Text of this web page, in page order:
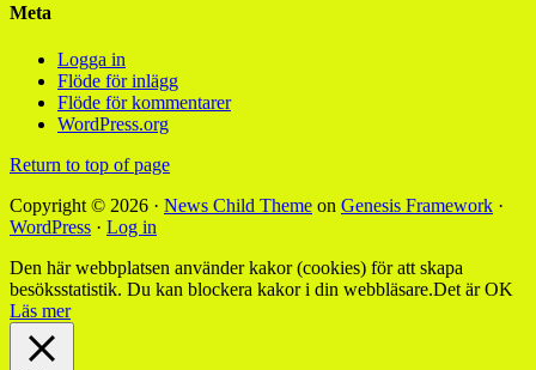
Meta
Logga in
Flöde för inlägg
Flöde för kommentarer
WordPress.org
Return to top of page
Copyright © 2026 · News Child Theme on Genesis Framework ·
WordPress · Log in
Den här webbplatsen använder kakor (cookies) för att skapa
besöksstatistik. Du kan blockera kakor i din webbläsare.Det är OK
Läs mer